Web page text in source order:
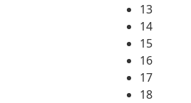
13
14
15
16
17
18